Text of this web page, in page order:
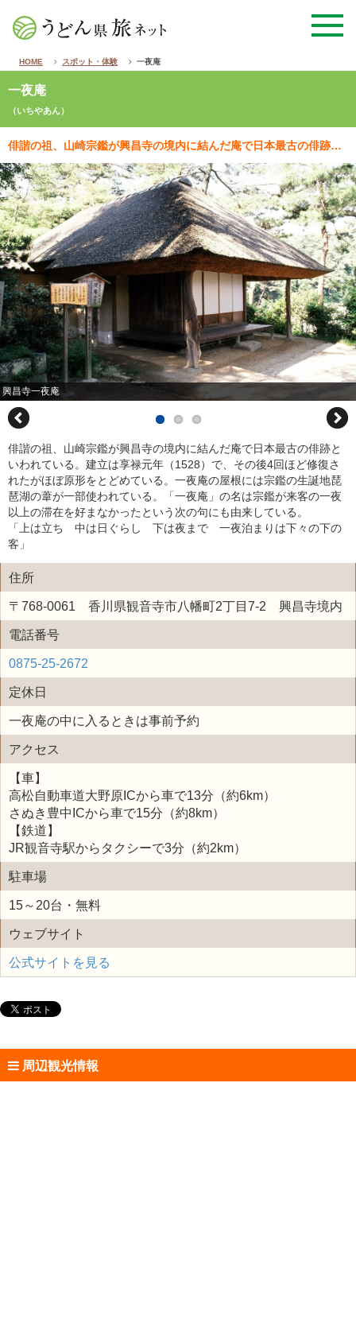
HOME スポット・体験 一夜庵
一夜庵
（いちやあん）
俳諧の祖、山崎宗鑑が興昌寺の境内に結んだ庵で日本最古の俳跡といわれている。建立は享禄元年（1528）…
興昌寺一夜庵
俳諧の祖、山崎宗鑑が興昌寺の境内に結んだ庵で日本最古の俳跡と
いわれている。建立は享禄元年（1528）で、その後4回ほど修復さ
れたがほぼ原形をとどめている。一夜庵の屋根には宗鑑の生誕地琵
琶湖の葦が一部使われている。「一夜庵」の名は宗鑑が来客の一夜
以上の滞在を好まなかったという次の句にも由来している。
「上は立ち 中は日ぐらし 下は夜まで 一夜泊まりは下々の下の
客」
住所
〒768-0061 香川県観音寺市八幡町2丁目7-2 興昌寺境内
電話番号
0875-25-2672
定休日
一夜庵の中に入るときは事前予約
アクセス
【車】
高松自動車道大野原ICから車で13分（約6km）
さぬき豊中ICから車で15分（約8km）
【鉄道】
JR観音寺駅からタクシーで3分（約2km）
駐車場
15～20台・無料
ウェブサイト
公式サイトを見る
周辺観光情報